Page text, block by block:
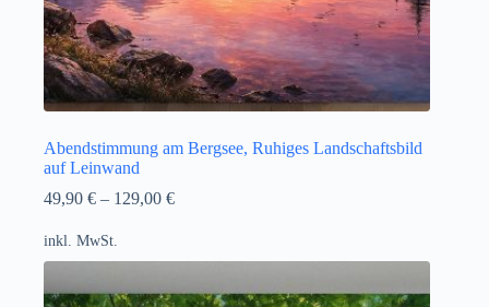
Abendstimmung am Bergsee, Ruhiges Landschaftsbild
auf Leinwand
49,90 € – 129,00 €
inkl. MwSt.